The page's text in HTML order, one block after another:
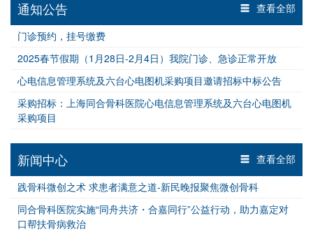
通知公告
查看全部
门诊预约，挂号缴费
2025春节假期（1月28日-2月4日）我院门诊、急诊正常开放
心电信息管理系统及六台心电图机采购项目邀请招标中标公告
采购招标：上海同合骨科医院心电信息管理系统及六台心电图机
采购项目
新闻中心
查看全部
践骨科微创之术 求患者满意之道-新民晚报聚焦微创骨科
同合骨科医院实施“同舟共济・合嘉同行”公益行动，助力嘉定对
口帮扶骨病救治